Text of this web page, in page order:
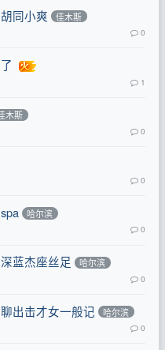
同小爽 佳木斯
0
1
木斯
0
0
哈尔滨
0
蓝杰座丝足 哈尔滨
0
出击才女一般记 哈尔滨
0